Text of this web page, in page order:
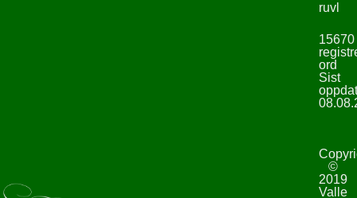
ruvl
15670
ord
Sist
©
2019
Valle